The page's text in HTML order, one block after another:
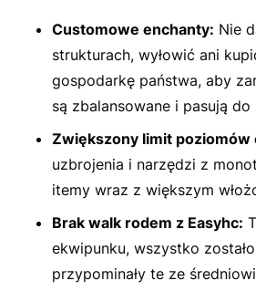
Customowe enchanty: Nie
strukturach, wyłowić ani
gospodarkę państwa, aby
są zbalansowane i pasują
Zwiększony limit poziomów
uzbrojenia i narzędzi z
itemy wraz z większym
Brak walk rodem z Easyhc:
ekwipunku, wszystko
przypominały te ze